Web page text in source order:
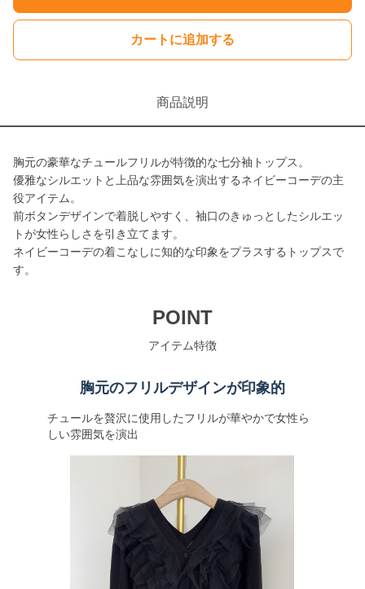
カートに追加する
商品説明
胸元の豪華なチュールフリルが特徴的な七分袖トップス。
優雅なシルエットと上品な雰囲気を演出するネイビーコーデの主
役アイテム。
前ボタンデザインで着脱しやすく、袖口のきゅっとしたシルエッ
トが女性らしさを引き立てます。
ネイビーコーデの着こなしに知的な印象をプラスするトップスで
す。
POINT
アイテム特徴
胸元のフリルデザインが印象的
チュールを贅沢に使用したフリルが華やかで女性ら
しい雰囲気を演出